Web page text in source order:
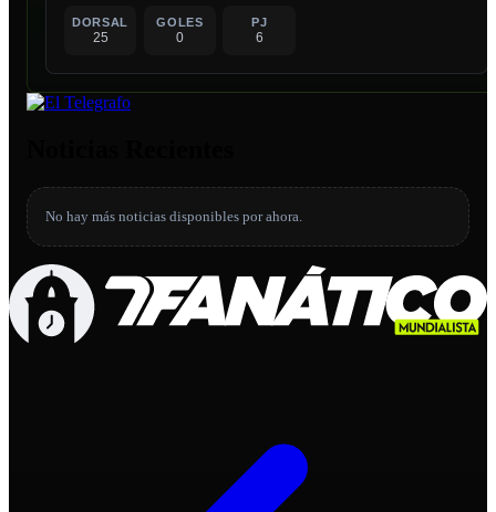
DORSAL
25
GOLES
0
PJ
6
No hay más noticias disponibles por ahora.